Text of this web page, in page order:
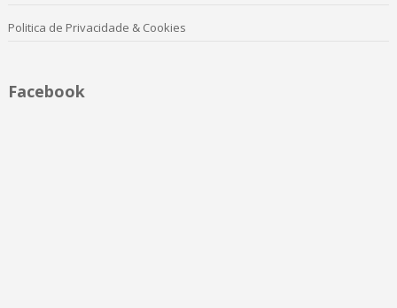
Politica de Privacidade & Cookies
Facebook